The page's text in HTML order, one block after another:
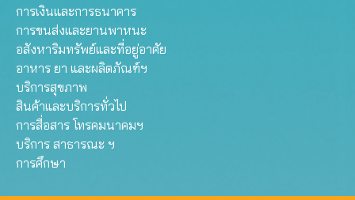
การเงินและการธนาคาร
การขนส่งและยานพาหนะ
อสังหาริมทรัพย์และที่อยู่อาศัย
อาหาร ยา และผลิตภัณฑ์ฯ
บริการสุขภาพ
สินค้าและบริการทั่วไป
การสื่อสาร โทรคมนาคมฯ
บริการ สาธารณะ ฯ
การศึกษา